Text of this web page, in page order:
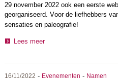
29 november 2022 ook een eerste
georganiseerd. Voor de liefhebbers
sensaties en paleografie!
Lees meer
16/11/2022 - Evenementen - Namen